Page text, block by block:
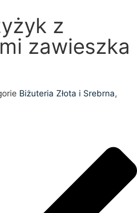
z
zawieszka
Biżuteria Złota i Srebrna,